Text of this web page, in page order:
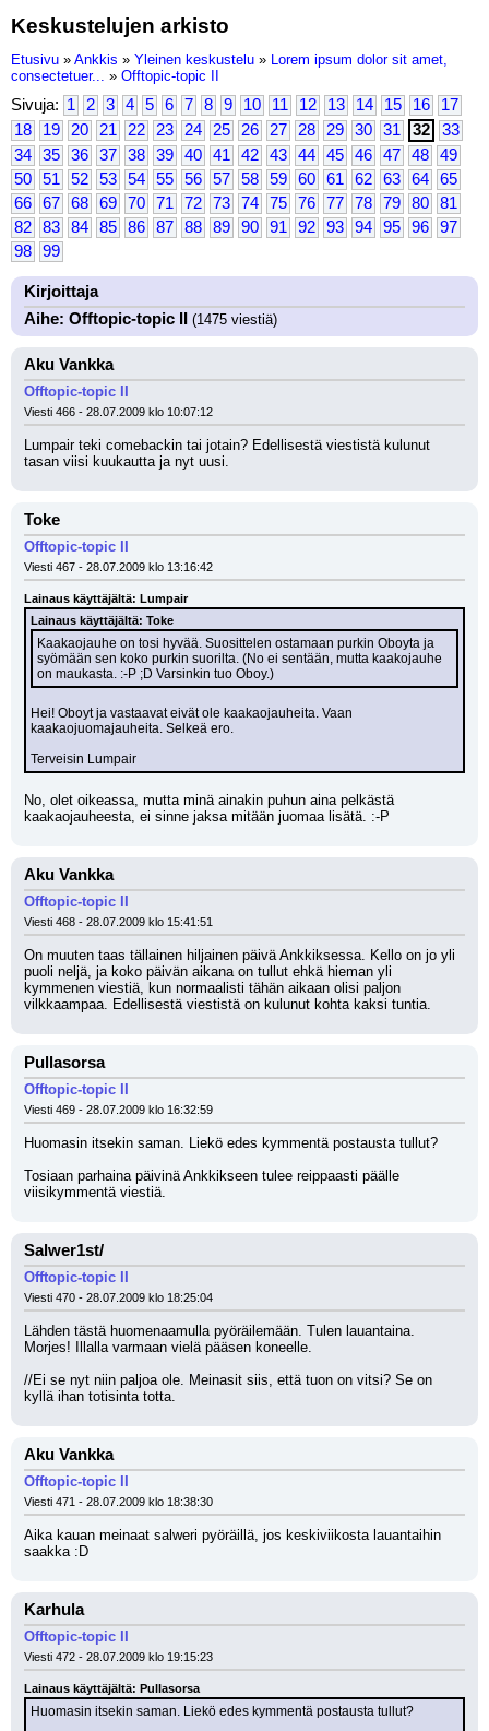
Keskustelujen arkisto
Etusivu » Ankkis » Yleinen keskustelu » Lorem ipsum dolor sit amet,
consectetuer... » Offtopic-topic II
Sivuja: 1 2 3 4 5 6 7 8 9 10 11 12 13 14 15 16
17
18
19 20 21 22 23 24 25 26 27 28 29 30 31 32
33
34
35 36 37 38 39 40 41 42 43 44 45 46 47 48
49
50
51 52 53 54 55 56 57 58 59 60 61 62 63 64
65
66
67 68 69 70 71 72 73 74 75 76 77 78 79 80
81
82
83 84 85 86 87 88 89 90 91 92 93 94 95 96
97
98
99
Kirjoittaja
Aihe: Offtopic-topic II
(1475 viestiä)
Aku Vankka
Offtopic-topic II
Viesti 466 - 28.07.2009 klo 10:07:12
Lumpair teki comebackin tai jotain? Edellisestä viestistä kulunut
tasan viisi kuukautta ja nyt uusi.
Toke
Offtopic-topic II
Viesti 467 - 28.07.2009 klo 13:16:42
Lainaus käyttäjältä: Lumpair
Lainaus käyttäjältä: Toke
Kaakaojauhe on tosi hyvää. Suosittelen ostamaan purkin Oboyta ja
syömään sen koko purkin suorilta. (No ei sentään, mutta kaakojauhe
on maukasta. :-P ;D Varsinkin tuo Oboy.)
Hei! Oboyt ja vastaavat eivät ole kaakaojauheita. Vaan
kaakaojuomajauheita. Selkeä ero.
Terveisin Lumpair
No, olet oikeassa, mutta minä ainakin puhun aina pelkästä
kaakaojauheesta, ei sinne jaksa mitään juomaa lisätä. :-P
Aku Vankka
Offtopic-topic II
Viesti 468 - 28.07.2009 klo 15:41:51
On muuten taas tällainen hiljainen päivä Ankkiksessa. Kello on jo yli
puoli neljä, ja koko päivän aikana on tullut ehkä hieman yli
kymmenen viestiä, kun normaalisti tähän aikaan olisi paljon
vilkkaampaa. Edellisestä viestistä on kulunut kohta kaksi tuntia.
Pullasorsa
Offtopic-topic II
Viesti 469 - 28.07.2009 klo 16:32:59
Huomasin itsekin saman. Liekö edes kymmentä postausta tullut?
Tosiaan parhaina päivinä Ankkikseen tulee reippaasti päälle
viisikymmentä viestiä.
Salwer1st/
Offtopic-topic II
Viesti 470 - 28.07.2009 klo 18:25:04
Lähden tästä huomenaamulla pyöräilemään. Tulen lauantaina.
Morjes! Illalla varmaan vielä pääsen koneelle.
//Ei se nyt niin paljoa ole. Meinasit siis, että tuon on vitsi? Se on
kyllä ihan totisinta totta.
Aku Vankka
Offtopic-topic II
Viesti 471 - 28.07.2009 klo 18:38:30
Aika kauan meinaat salweri pyöräillä, jos keskiviikosta lauantaihin
saakka :D
Karhula
Offtopic-topic II
Viesti 472 - 28.07.2009 klo 19:15:23
Lainaus käyttäjältä: Pullasorsa
Huomasin itsekin saman. Liekö edes kymmentä postausta tullut?